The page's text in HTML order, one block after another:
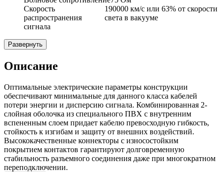
Скорость
распространения
сигнала
190000 км/с или 63% от скорости
света в вакууме
Развернуть
Описание
Оптимальные электрические параметры конструкции
обеспечивают минимальные для данного класса кабелей
потери энергии и дисперсию сигнала. Комбинированная 2-
слойная оболочка из специального ПВХ с внутренним
вспененным слоем придает кабелю превосходную гибкость,
стойкость к изгибам и защиту от внешних воздействий.
Высококачественные коннекторы с износостойким
покрытием контактов гарантируют долговременную
стабильность разъемного соединения даже при многократном
переподключении.